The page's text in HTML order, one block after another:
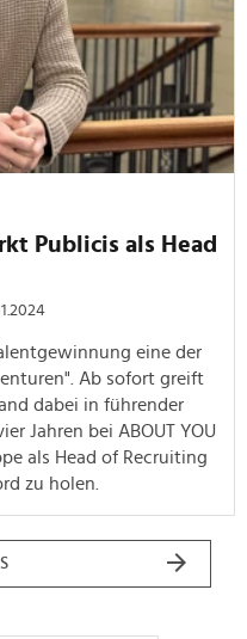
Publicis als Head
eine der
Ab sofort greift
dabei in führender
Jahren bei ABOUT YOU
als Head of Recruiting
zu holen.